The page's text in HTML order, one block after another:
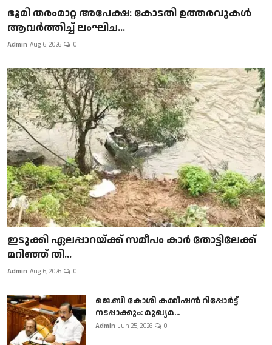
ഭൂമി തരംമാറ്റ അപേക്ഷ: കോടതി ഉത്തരവുകൾ
ആവർത്തിച്ച് ലംഘിച...
Admin Aug 6, 2026 0
ഇടുക്കി ഏലപ്പാറയ്ക്ക് സമീപം കാർ തോട്ടിലേക്ക്
മറിഞ്ഞ് തി...
Admin Aug 6, 2026 0
ജെ.ബി കോശി കമ്മീഷൻ റിപ്പോർട്ട്
നടപ്പാക്കും: മുഖ്യമ...
Admin Jun 25, 2026 0